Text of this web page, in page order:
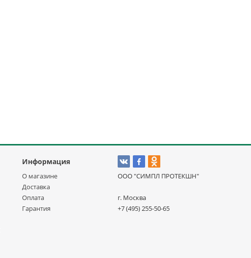
Информация
О магазине
Доставка
Оплата
Гарантия
ООО "СИМПЛ ПРОТЕКШН"
г. Москва
+7 (495) 255-50-65